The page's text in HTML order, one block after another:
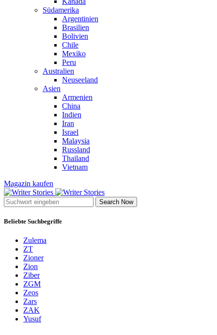
Südamerika
Argentinien
Brasilien
Bolivien
Chile
Mexiko
Peru
Australien
Neuseeland
Asien
Armenien
China
Indien
Iran
Israel
Malaysia
Russland
Thailand
Vietnam
Magazin kaufen
Search Now
Beliebte Suchbegriffe
Zulema
ZT
Zioner
Zion
Ziber
ZGM
Zeos
Zars
ZAK
Yusuf